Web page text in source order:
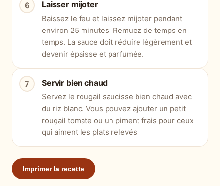
Laisser mijoter
Baissez le feu et laissez mijoter pendant
environ 25 minutes. Remuez de temps en
temps. La sauce doit réduire légèrement et
devenir épaisse et parfumée.
Servir bien chaud
Servez le rougail saucisse bien chaud avec
du riz blanc. Vous pouvez ajouter un petit
rougail tomate ou un piment frais pour ceux
qui aiment les plats relevés.
Imprimer la recette